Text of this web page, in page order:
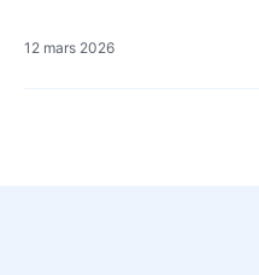
12 mars 2026